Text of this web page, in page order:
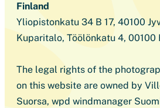
Finland
Yliopistonkatu 34 B 17, 40100
Kuparitalo, Töölönkatu 4, 00100
The legal rights of the
on this website are owned by
Suorsa, wpd windmanager